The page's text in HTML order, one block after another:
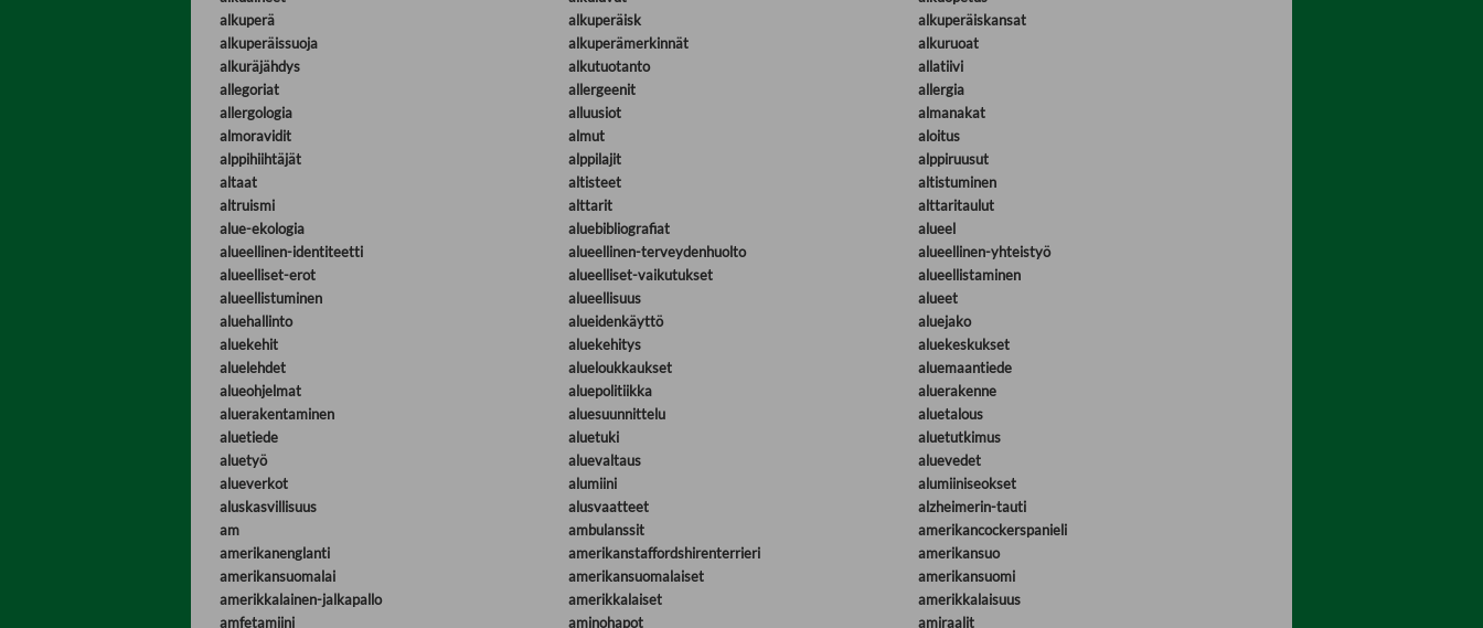
alkuperä
alkuperäisk
alkuperäiskansat
alkuperäissuoja
alkuperämerkinnät
alkuruoat
alkuräjähdys
alkutuotanto
allatiivi
allegoriat
allergeenit
allergia
allergologia
alluusiot
almanakat
almoravidit
almut
aloitus
alppihiihtäjät
alppilajit
alppiruusut
altaat
altisteet
altistuminen
altruismi
alttarit
alttaritaulut
alue-ekologia
aluebibliografiat
alueel
alueellinen-identiteetti
alueellinen-terveydenhuolto
alueellinen-yhteistyö
alueelliset-erot
alueelliset-vaikutukset
alueellistaminen
alueellistuminen
alueellisuus
alueet
aluehallinto
alueidenkäyttö
aluejako
aluekehit
aluekehitys
aluekeskukset
aluelehdet
alueloukkaukset
aluemaantiede
alueohjelmat
aluepolitiikka
aluerakenne
aluerakentaminen
aluesuunnittelu
aluetalous
aluetiede
aluetuki
aluetutkimus
aluetyö
aluevaltaus
aluevedet
alueverkot
alumiini
alumiiniseokset
aluskasvillisuus
alusvaatteet
alzheimerin-tauti
am
ambulanssit
amerikancockerspanieli
amerikanenglanti
amerikanstaffordshirenterrieri
amerikansuo
amerikansuomalai
amerikansuomalaiset
amerikansuomi
amerikkalainen-jalkapallo
amerikkalaiset
amerikkalaisuus
amfetamiini
aminohapot
amiraalit